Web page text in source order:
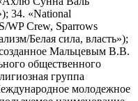
34. «National
WP Crew, Sparrows
Белая сила, власть»);
Мальцевым В.В.
общественного
группа
молодежное